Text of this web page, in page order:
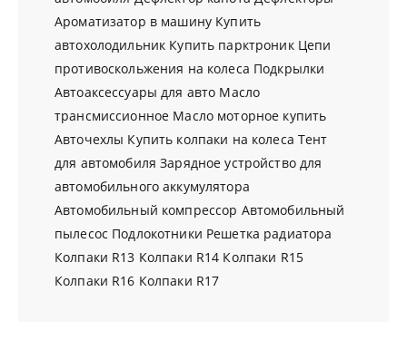
Ароматизатор в машину Купить
автохолодильник Купить парктроник Цепи
противоскольжения на колеса Подкрылки
Автоаксессуары для авто Масло
трансмиссионное Масло моторное купить
Авточехлы Купить колпаки на колеса Тент
для автомобиля Зарядное устройство для
автомобильного аккумулятора
Автомобильный компрессор Автомобильный
пылесос Подлокотники Решетка радиатора
Колпаки R13 Колпаки R14 Колпаки R15
Колпаки R16 Колпаки R17